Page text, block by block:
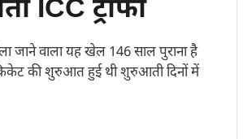
ICC ट्राफी
जाने वाला यह खेल 146 साल पुराना है
की शुरुआत हुई थी शुरुआती दिनों में